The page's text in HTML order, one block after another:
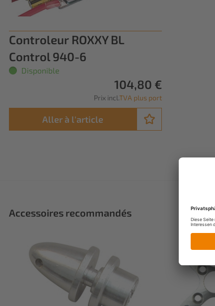
Controleur ROXXY BL
Control 940-6
Disponible
104,80 €
Prix incl.TVA plus port
Aller à l'article
Accessoires recommandés